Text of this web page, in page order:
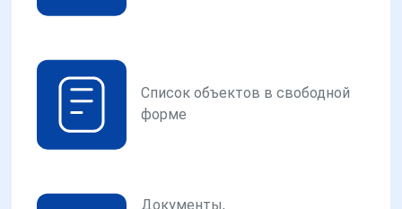
Список объектов в свободной
форме
Документы,